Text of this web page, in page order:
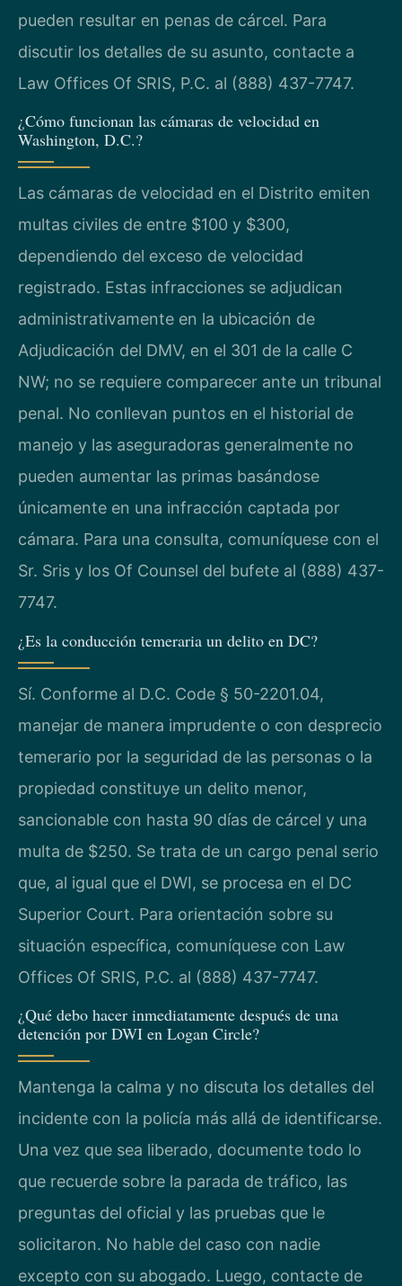
pueden resultar en penas de cárcel. Para
discutir los detalles de su asunto, contacte a
Law Offices Of SRIS, P.C. al (888) 437-7747.
¿Cómo funcionan las cámaras de velocidad en
Washington, D.C.?
Las cámaras de velocidad en el Distrito emiten
multas civiles de entre $100 y $300,
dependiendo del exceso de velocidad
registrado. Estas infracciones se adjudican
administrativamente en la ubicación de
Adjudicación del DMV, en el 301 de la calle C
NW; no se requiere comparecer ante un tribunal
penal. No conllevan puntos en el historial de
manejo y las aseguradoras generalmente no
pueden aumentar las primas basándose
únicamente en una infracción captada por
cámara. Para una consulta, comuníquese con el
Sr. Sris y los Of Counsel del bufete al (888) 437-
7747.
¿Es la conducción temeraria un delito en DC?
Sí. Conforme al D.C. Code § 50-2201.04,
manejar de manera imprudente o con desprecio
temerario por la seguridad de las personas o la
propiedad constituye un delito menor,
sancionable con hasta 90 días de cárcel y una
multa de $250. Se trata de un cargo penal serio
que, al igual que el DWI, se procesa en el DC
Superior Court. Para orientación sobre su
situación específica, comuníquese con Law
Offices Of SRIS, P.C. al (888) 437-7747.
¿Qué debo hacer inmediatamente después de una
detención por DWI en Logan Circle?
Mantenga la calma y no discuta los detalles del
incidente con la policía más allá de identificarse.
Una vez que sea liberado, documente todo lo
que recuerde sobre la parada de tráfico, las
preguntas del oficial y las pruebas que le
solicitaron. No hable del caso con nadie
excepto con su abogado. Luego, contacte de